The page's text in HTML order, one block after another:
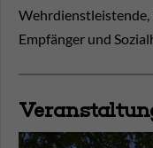
Wehrdienstleistende,
Empfänger und